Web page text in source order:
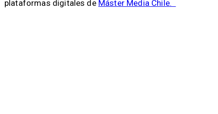
plataformas digitales de Máster Media Chile.